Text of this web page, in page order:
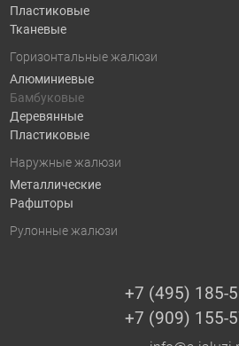
Пластиковые
Тканевые
Горизонтальные жалюзи
Алюминиевые
Бамбуковые
Деревянные
Пластиковые
Наружные жалюзи
Металлические
Рафшторы
Рулонные жалюзи
+7 (495) 185-
+7 (909) 155-